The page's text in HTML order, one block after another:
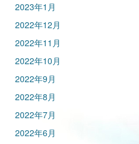
2023年1月
2022年12月
2022年11月
2022年10月
2022年9月
2022年8月
2022年7月
2022年6月